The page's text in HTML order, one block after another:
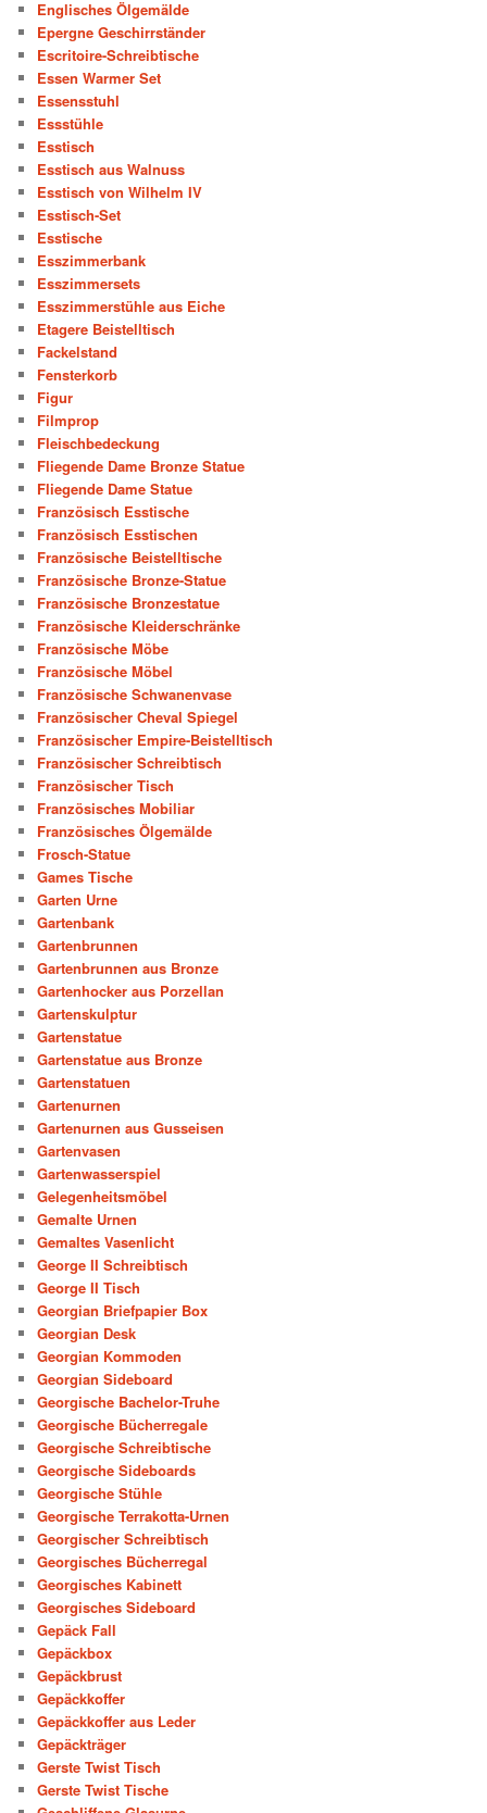
Englisches Ölgemälde
Epergne Geschirrständer
Escritoire-Schreibtische
Essen Warmer Set
Essensstuhl
Essstühle
Esstisch
Esstisch aus Walnuss
Esstisch von Wilhelm IV
Esstisch-Set
Esstische
Esszimmerbank
Esszimmersets
Esszimmerstühle aus Eiche
Etagere Beistelltisch
Fackelstand
Fensterkorb
Figur
Filmprop
Fleischbedeckung
Fliegende Dame Bronze Statue
Fliegende Dame Statue
Französisch Esstische
Französisch Esstischen
Französische Beistelltische
Französische Bronze-Statue
Französische Bronzestatue
Französische Kleiderschränke
Französische Möbe
Französische Möbel
Französische Schwanenvase
Französischer Cheval Spiegel
Französischer Empire-Beistelltisch
Französischer Schreibtisch
Französischer Tisch
Französisches Mobiliar
Französisches Ölgemälde
Frosch-Statue
Games Tische
Garten Urne
Gartenbank
Gartenbrunnen
Gartenbrunnen aus Bronze
Gartenhocker aus Porzellan
Gartenskulptur
Gartenstatue
Gartenstatue aus Bronze
Gartenstatuen
Gartenurnen
Gartenurnen aus Gusseisen
Gartenvasen
Gartenwasserspiel
Gelegenheitsmöbel
Gemalte Urnen
Gemaltes Vasenlicht
George II Schreibtisch
George II Tisch
Georgian Briefpapier Box
Georgian Desk
Georgian Kommoden
Georgian Sideboard
Georgische Bachelor-Truhe
Georgische Bücherregale
Georgische Schreibtische
Georgische Sideboards
Georgische Stühle
Georgische Terrakotta-Urnen
Georgischer Schreibtisch
Georgisches Bücherregal
Georgisches Kabinett
Georgisches Sideboard
Gepäck Fall
Gepäckbox
Gepäckbrust
Gepäckkoffer
Gepäckkoffer aus Leder
Gepäckträger
Gerste Twist Tisch
Gerste Twist Tische